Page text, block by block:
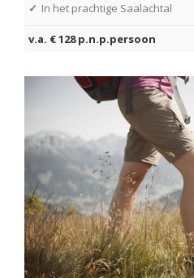
✓ In het prachtige Saalachtal
v.a. € 128 p.n.p.persoon